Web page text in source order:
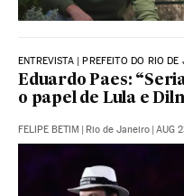
ENTREVISTA | PREFEITO DO RIO DE
Eduardo Paes:
o papel de Lula e
FELIPE BETIM | Rio de Janeiro | AUG